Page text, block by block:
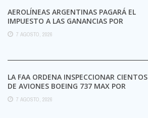
AEROLÍNEAS ARGENTINAS PAGARÁ EL
IMPUESTO A LAS GANANCIAS POR
PRIMERA VEZ EN SU HISTORIA
7 AGOSTO, 2026
LA FAA ORDENA INSPECCIONAR CIENTOS
DE AVIONES BOEING 737 MAX POR
POSIBLES GRIETAS
7 AGOSTO, 2026